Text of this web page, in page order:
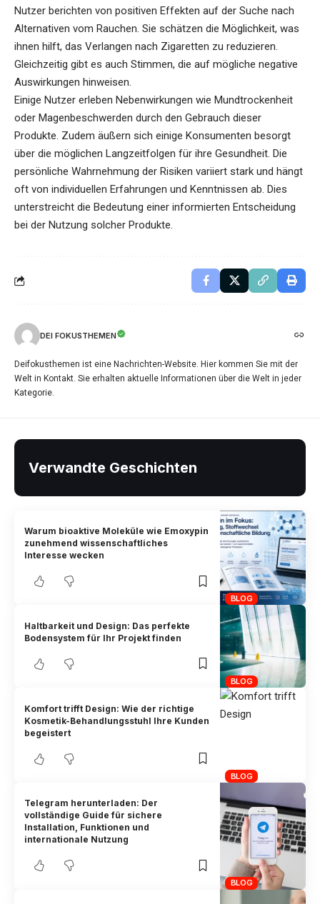
Nutzer berichten von positiven Effekten auf der Suche nach
Alternativen vom Rauchen. Sie schätzen die Möglichkeit, was
ihnen hilft, das Verlangen nach Zigaretten zu reduzieren.
Gleichzeitig gibt es auch Stimmen, die auf mögliche negative
Auswirkungen hinweisen.
Einige Nutzer erleben Nebenwirkungen wie Mundtrockenheit
oder Magenbeschwerden durch den Gebrauch dieser
Produkte. Zudem äußern sich einige Konsumenten besorgt
über die möglichen Langzeitfolgen für ihre Gesundheit. Die
persönliche Wahrnehmung der Risiken variiert stark und hängt
oft von individuellen Erfahrungen und Kenntnissen ab. Dies
unterstreicht die Bedeutung einer informierten Entscheidung
bei der Nutzung solcher Produkte.
DEI FOKUSTHEMEN
Deifokusthemen ist eine Nachrichten-Website. Hier kommen Sie mit der
Welt in Kontakt. Sie erhalten aktuelle Informationen über die Welt in jeder
Kategorie.
Verwandte Geschichten
BLOG
Warum bioaktive Moleküle wie Emoxypin
zunehmend wissenschaftliches
Interesse wecken
BLOG
Haltbarkeit und Design: Das perfekte
Bodensystem für Ihr Projekt finden
BLOG
Komfort trifft Design: Wie der richtige
Kosmetik-Behandlungsstuhl Ihre Kunden
begeistert
BLOG
Telegram herunterladen: Der
vollständige Guide für sichere
Installation, Funktionen und
internationale Nutzung